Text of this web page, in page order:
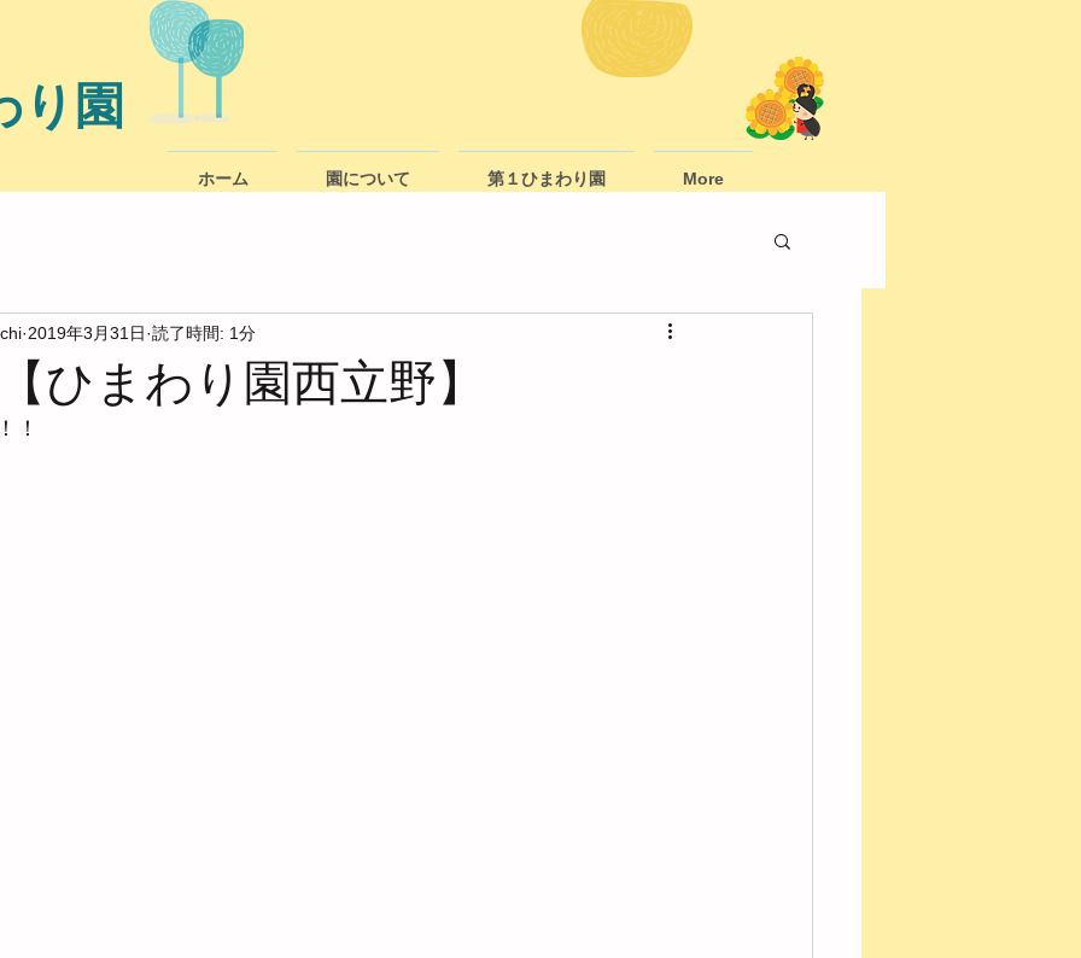
り園
ホーム 園について 第１ひまわり園 More
ひまわり園西立野】
2019年3月31日 読了時間: 1分
！